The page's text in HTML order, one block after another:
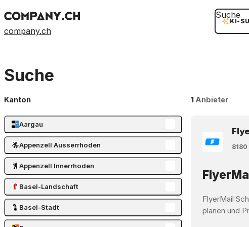
company.ch
KI-
Suche
Suche
Kanton
Aargau
Appenzell Ausserrhoden
Appenzell Innerrhoden
Basel-Landschaft
Basel-Stadt
1 Anbieter
FlyerMail
planen und